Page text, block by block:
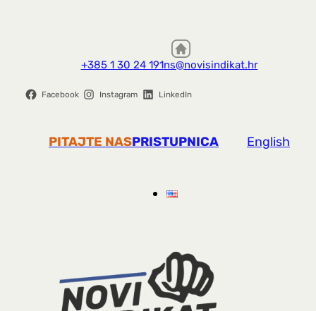
+385 1 30 24 191ns@novisindikat.hr
Facebook Instagram LinkedIn
PITAJTE NASPRISTUPNICA English